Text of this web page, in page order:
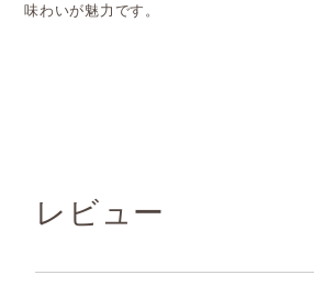
味わいが魅力です。
レビュー